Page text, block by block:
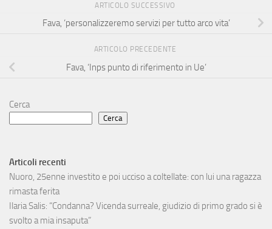
ARTICOLO SUCCESSIVO
Fava, ‘personalizzeremo servizi per tutto arco vita’
ARTICOLO PRECEDENTE
Fava, ‘Inps punto di riferimento in Ue’
Cerca
Cerca
Articoli recenti
Nuoro, 25enne investito e poi ucciso a coltellate: con lui una ragazza
rimasta ferita
Ilaria Salis: “Condanna? Vicenda surreale, giudizio di primo grado si è
svolto a mia insaputa”